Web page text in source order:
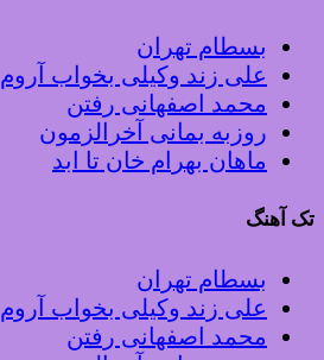
بسطام تهران
علی زند وکیلی بخواب آروم
محمد اصفهانی رفتن
روزبه بمانی آخرالزمون
ماهان بهرام خان تا ابد
تک آهنگ
بسطام تهران
علی زند وکیلی بخواب آروم
محمد اصفهانی رفتن